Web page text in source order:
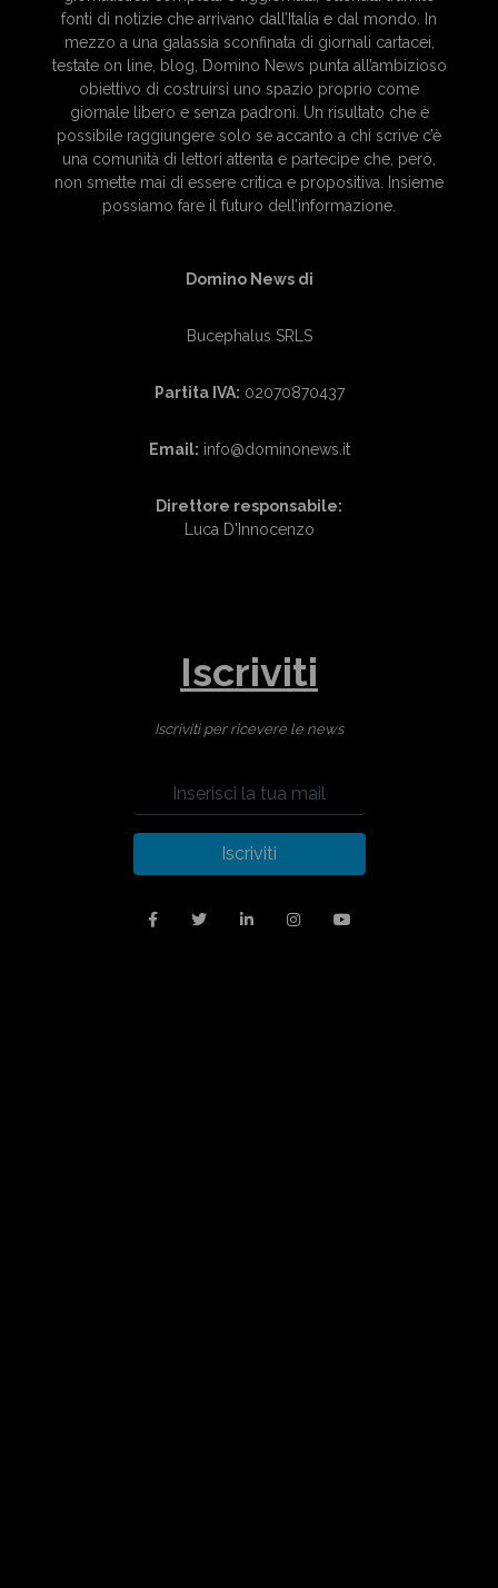
fonti di notizie che arrivano dall’Italia e dal mondo. In
mezzo a una galassia sconfinata di giornali cartacei,
testate on line, blog, Domino News punta all’ambizioso
obiettivo di costruirsi uno spazio proprio come
giornale libero e senza padroni. Un risultato che è
possibile raggiungere solo se accanto a chi scrive c’è
una comunità di lettori attenta e partecipe che, però,
non smette mai di essere critica e propositiva. Insieme
possiamo fare il futuro dell’informazione.
Domino News di
Bucephalus SRLS
Partita IVA: 02070870437
Email: info@dominonews.it
Direttore responsabile:
Luca D'Innocenzo
Iscriviti
Iscriviti per ricevere le news
Iscriviti